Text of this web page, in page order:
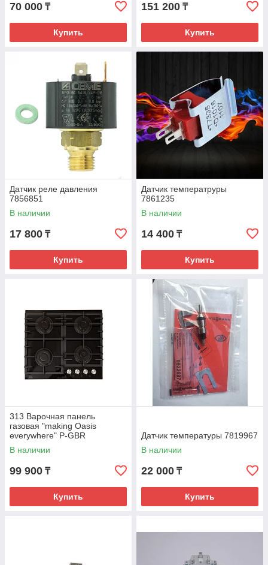
70 000 ₸
Купить
151 200 ₸
Купить
Датчик реле давления
7856851
В наличии
17 800 ₸
Купить
Датчик температруры
7861235
В наличии
14 400 ₸
Купить
313 Варочная панель
газовая "making Oasis
everywhere" P-GBR
В наличии
99 900 ₸
Купить
Датчик температуры 7819967
В наличии
22 000 ₸
Купить